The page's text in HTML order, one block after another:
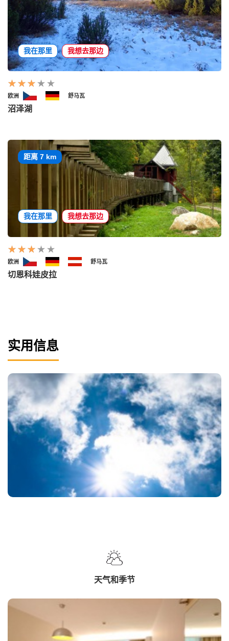
我在那里 我想去那边
欧洲 舒马瓦
沼泽湖
距离 7 km
我在那里 我想去那边
欧洲 舒马瓦
切恩科娃皮拉
实用信息
天气和季节